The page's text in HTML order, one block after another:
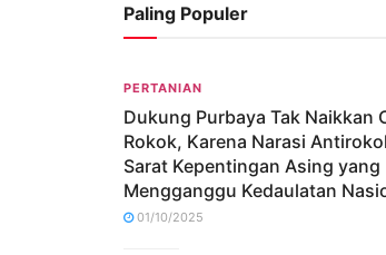
Paling Populer
PERTANIAN
Dukung Purbaya Tak Naikkan
Rokok, Karena Narasi
Sarat Kepentingan Asing yang
Mengganggu Kedaulatan
01/10/2025